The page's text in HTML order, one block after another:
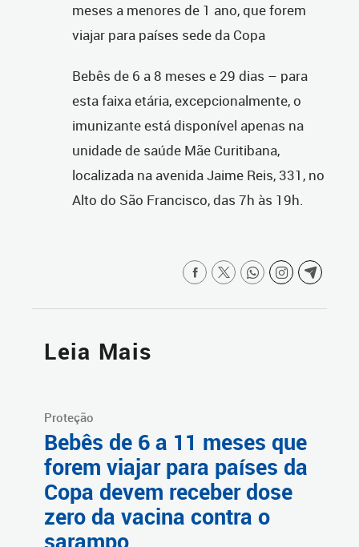
meses a menores de 1 ano, que forem
viajar para países sede da Copa
Bebês de 6 a 8 meses e 29 dias – para
esta faixa etária, excepcionalmente, o
imunizante está disponível apenas na
unidade de saúde Mãe Curitibana,
localizada na avenida Jaime Reis, 331, no
Alto do São Francisco, das 7h às 19h.
Leia Mais
Proteção
Bebês de 6 a 11 meses que
forem viajar para países da
Copa devem receber dose
zero da vacina contra o